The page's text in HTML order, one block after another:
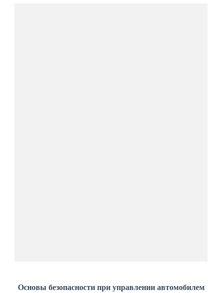
Основы безопасности при управлении автомобилем